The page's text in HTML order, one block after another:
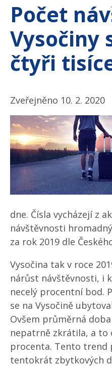
Počet
Vysočiny
čtyři
Zveřejněno 10. 2. 2020
dne. Čísla vycházejí z
návštěvnosti
za rok 2019 dle
Vysočina tak v roce
nárůst návštěvnosti, i
necelý procentní bod.
se na Vysočině
Ovšem průměrná
nepatrně zkrátila, a to
procenta. Tento trend
tentokrát zbytkových